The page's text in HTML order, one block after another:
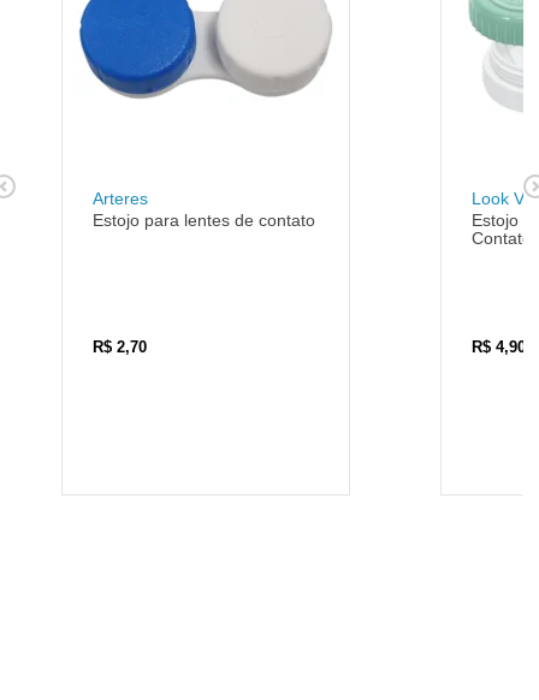
Arteres
Estojo para lentes de contato
R$ 2,70
Look
Estojo
Contato
R$ 4,90